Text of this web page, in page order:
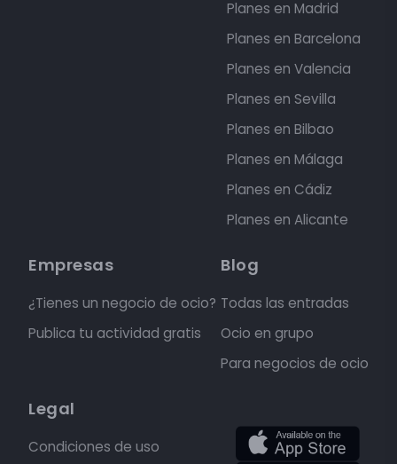
Planes en Madrid
Planes en Barcelona
Planes en Valencia
Planes en Sevilla
Planes en Bilbao
Planes en Málaga
Planes en Cádiz
Planes en Alicante
Empresas
¿Tienes un negocio de ocio?
Publica tu actividad gratis
Blog
Todas las entradas
Ocio en grupo
Para negocios de ocio
Legal
Condiciones de uso